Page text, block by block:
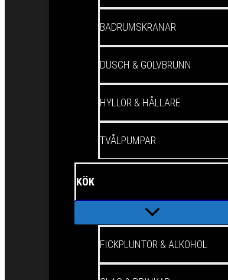
BADRUMSKRANAR
DUSCH & GOLVBRUNN
HYLLOR & HÅLLARE
TVÅLPUMPAR
KÖK
FICKPLUNTOR & ALKOHOL